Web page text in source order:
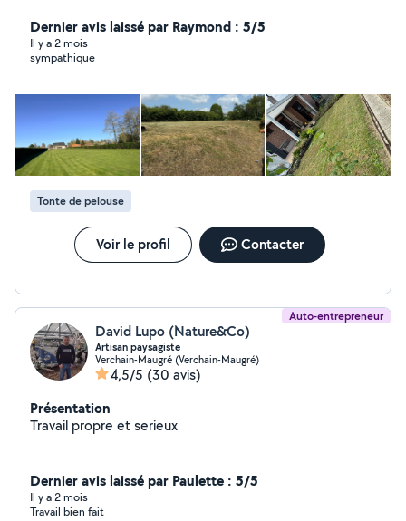
réalisation de gazons, Aménagement des sols, . Contrat
d'entretien possible également. Reconnu service à la
personne 50% de crédits d'impôts pour travaux
voulez tout simplement profiter de votre temps libre On
s'occupe de tout, votre tranquillité et votre satisfaction
sont notre priorité. À bientôt Maxi Clean
Dernier avis laissé par Raymond : 5/5
Il y a 2 mois
sympathique
Tonte de pelouse
Voir le profil Contacter
Auto-entrepreneur
David Lupo (Nature&Co)
Artisan paysagiste
Verchain-Maugré (Verchain-Maugré)
4,5/5 (30 avis)
Présentation
Travail propre et serieux
Dernier avis laissé par Paulette : 5/5
Il y a 2 mois
Travail bien fait